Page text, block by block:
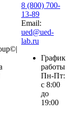
8 (800) 700-
13-89
Email:
ued@ued-
lab.ru
График
работы
Пн-Пт:
с 8:00
до
19:00